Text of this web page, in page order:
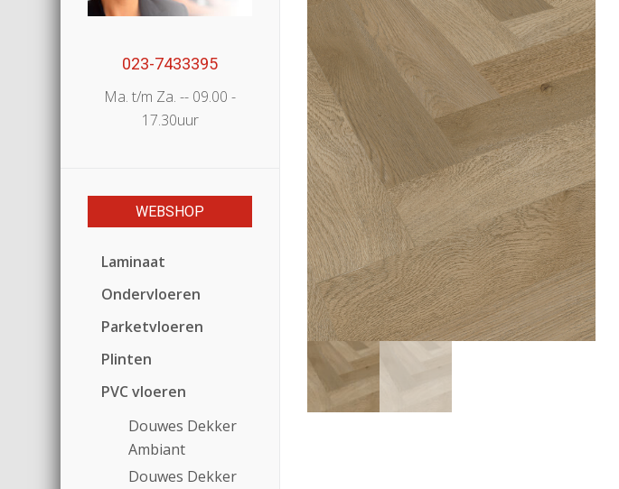
023-7433395
Ma. t/m Za. -- 09.00 -
17.30uur
WEBSHOP
Laminaat
Ondervloeren
Parketvloeren
Plinten
PVC vloeren
Douwes Dekker
Ambiant
Douwes Dekker